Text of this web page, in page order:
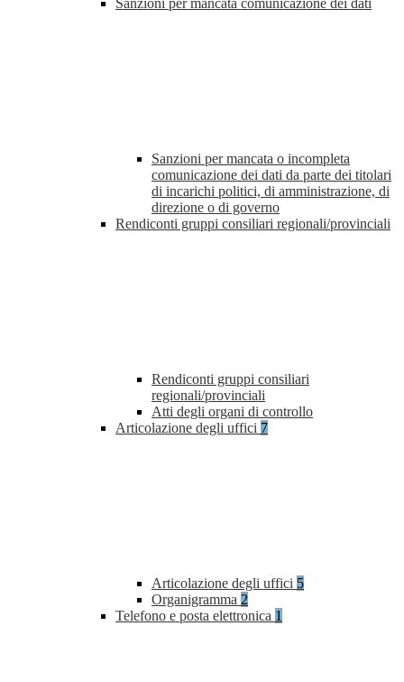
Sanzioni per mancata comunicazione dei dati
Sanzioni per mancata o incompleta
comunicazione dei dati da parte dei titolari
di incarichi politici, di amministrazione, di
direzione o di governo
Rendiconti gruppi consiliari regionali/provinciali
Rendiconti gruppi consiliari
regionali/provinciali
Atti degli organi di controllo
Articolazione degli uffici 7
Articolazione degli uffici 5
Organigramma 2
Telefono e posta elettronica 1